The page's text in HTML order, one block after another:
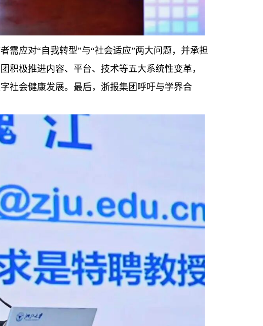
需应对“自我转型”与“社会适应”两大问题，并承担
积极推进内容、平台、技术等五大系统性变革，
社会健康发展。最后，浙报集团呼吁与学界合